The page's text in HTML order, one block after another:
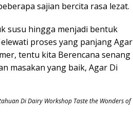
sajian bercita rasa lezat.
susu hingga menjadi bentuk
proses yang panjang Agar
tentu kita Berencana senang
masakan yang baik, Agar Di
Di Dairy Workshop Taste the Wonders of